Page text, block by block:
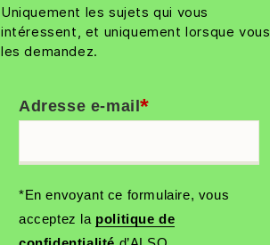
Uniquement les sujets qui vous
intéressent, et uniquement lorsque vous
les demandez.
*
Adresse e-mail
*En envoyant ce formulaire, vous
acceptez la politique de